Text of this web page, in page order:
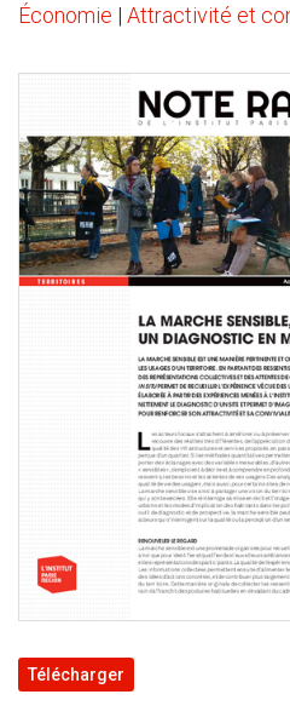
Économie | Attractivité et
Télécharger